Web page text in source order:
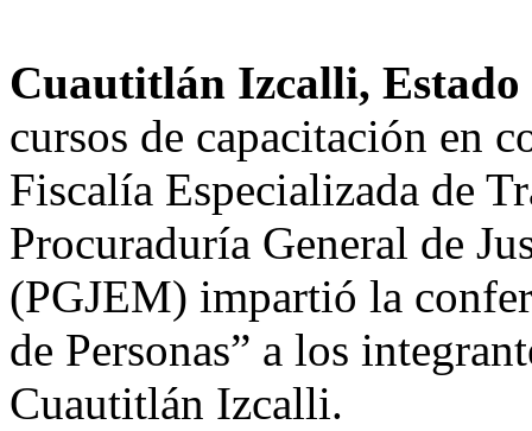
Cuautitlán Izcalli, Estado
cursos de capacitación en
Fiscalía Especializada de
Procuraduría General de
(PGJEM) impartió la
de Personas” a los
Cuautitlán Izcalli.